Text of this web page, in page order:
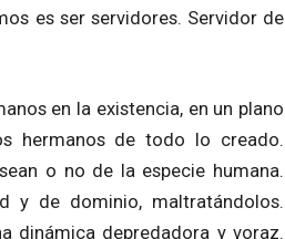
es ser servidores. Servidor de
en la existencia, en un plano
hermanos de todo lo creado.
o no de la especie humana.
y de dominio, maltratándolos.
dinámica depredadora y voraz.